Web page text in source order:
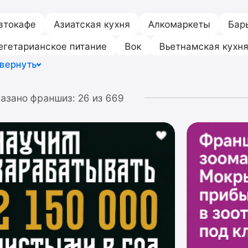
Азиатская кухня Алкомаркеты
питание
Вок Вьетнамская кухня
кафе
франшиз: 26 из 669